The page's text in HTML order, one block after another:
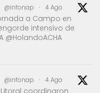
@infonap · 4 Ago
a Campo en
intensivo de
@HolandoACHA
@infonap · 4 Ago
coordinaron